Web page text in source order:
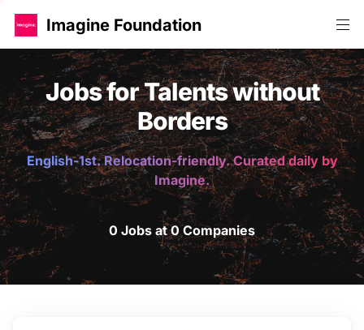
Imagine Foundation
Jobs for Talents without
Borders
English-1st. Relocation-friendly. Curated daily by
Imagine.
0 Jobs at 0 Companies